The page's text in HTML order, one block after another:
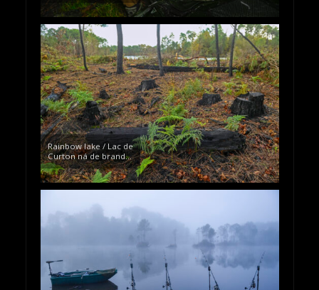
Rainbow lake / Lac de
Curton ná de brand…